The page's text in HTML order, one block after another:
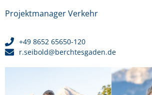
Projektmanager Verkehr
+49 8652 65650-120
r.seibold@berchtesgaden.de